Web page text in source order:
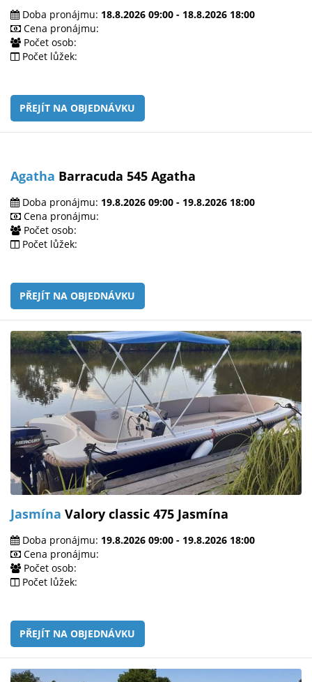
Doba pronájmu: 18.8.2026 09:00 - 18.8.2026 18:00
Cena pronájmu:
Počet osob:
Počet lůžek:
PŘEJÍT NA OBJEDNÁVKU
Agatha Barracuda 545 Agatha
Doba pronájmu: 19.8.2026 09:00 - 19.8.2026 18:00
Cena pronájmu:
Počet osob:
Počet lůžek:
PŘEJÍT NA OBJEDNÁVKU
Jasmína Valory classic 475 Jasmína
Doba pronájmu: 19.8.2026 09:00 - 19.8.2026 18:00
Cena pronájmu:
Počet osob:
Počet lůžek:
PŘEJÍT NA OBJEDNÁVKU